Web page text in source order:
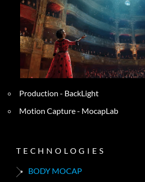
Production - BackLight
Motion Capture - MocapLab
TECHNOLOGIES
BODY MOCAP